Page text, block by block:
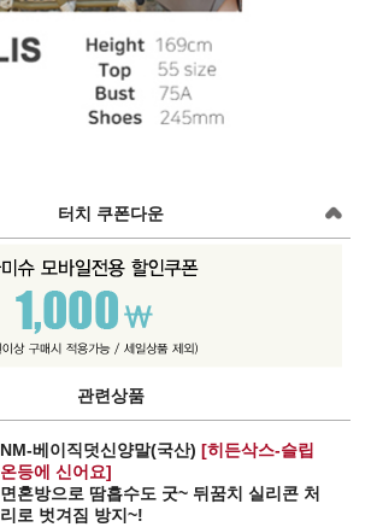
터치 쿠폰다운
관련상품
NM-베이직덧신양말(국산) [히든삭스-슬립
온등에 신어요]
면혼방으로 땀흡수도 굿~ 뒤꿈치 실리콘 처
리로 벗겨짐 방지~!